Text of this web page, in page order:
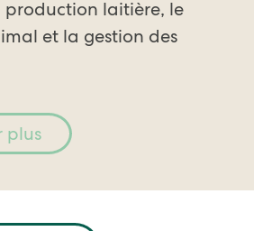
laitière, le
et la gestion des
plus